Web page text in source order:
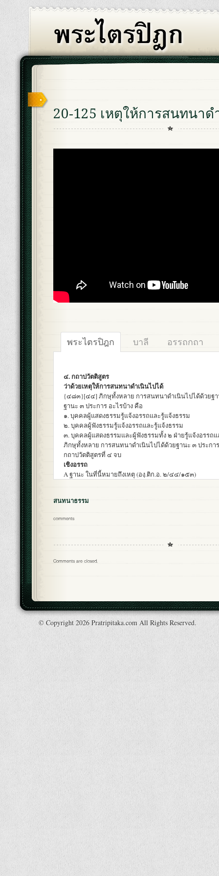
20-125 เหตุให้การสนทนาด
พระไตรปิฎก บาลี อรรถกถา
๔. กถาปวัตติสูตร
ว่าด้วยเหตุให้การสนทนาดำเนินไปได้
{๔๘๓}[๔๔] ภิกษุทั้งหลาย การสนทนาดำเนินไปได้ด้วยฐา
ฐานะ ๓ ประการ อะไรบ้าง คือ
๑. บุคคลผู้แสดงธรรมรู้แจ้งอรรถและรู้แจ้งธรรม
๒. บุคคลผู้ฟังธรรมรู้แจ้งอรรถและรู้แจ้งธรรม
๓. บุคคลผู้แสดงธรรมและผู้ฟังธรรมทั้ง ๒ ฝ่ายรู้แจ้งอรรถ
ภิกษุทั้งหลาย การสนทนาดำเนินไปได้ด้วยฐานะ ๓ ประกา
กถาปวัตติสูตรที่ ๔ จบ
เชิงอรรถ
A ฐานะ ในที่นี้หมายถึงเหตุ (องฺ.ติก.อ. ๒/๔๔/๑๕๓)
สนทนาธรรม
comments
Comments are closed.
© Copyright 2026 Pratripitaka.com All Rights Reserved.